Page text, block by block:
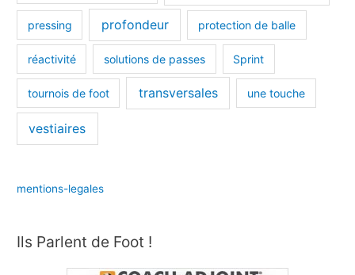
pressing profondeur protection de balle
réactivité solutions de passes Sprint
tournois de foot transversales une touche
vestiaires
mentions-legales
Ils Parlent de Foot !